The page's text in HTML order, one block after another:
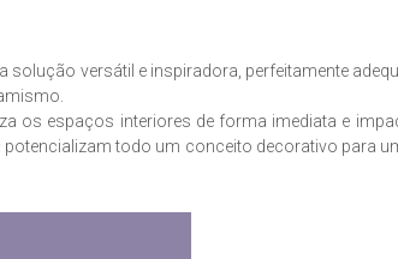
solução versátil e inspiradora, perfeitamente
os espaços interiores de forma imediata e
todo um conceito decorativo para